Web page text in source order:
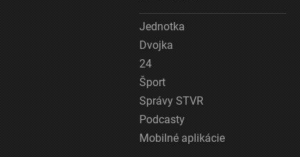
Jednotka
Dvojka
24
Šport
Správy STVR
Podcasty
Mobilné aplikácie